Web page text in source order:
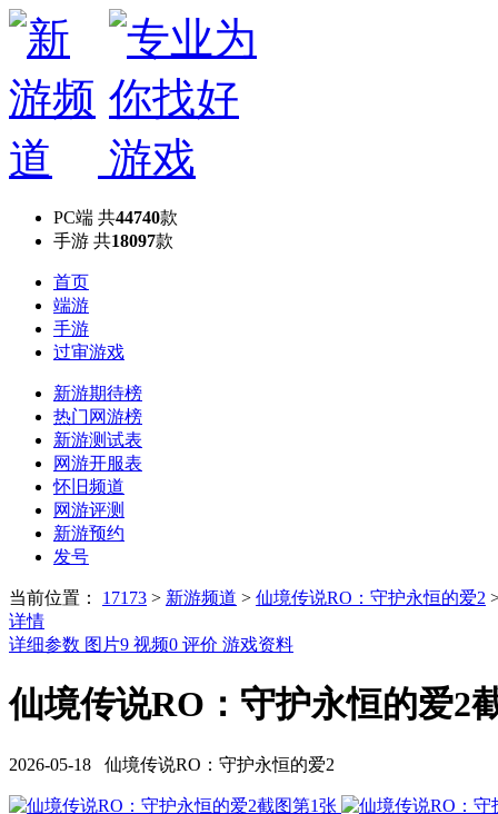
PC端 共44740款
手游 共18097款
首页
端游
手游
过审游戏
新游期待榜
热门网游榜
新游测试表
网游开服表
怀旧频道
网游评测
新游预约
发号
当前位置： 17173 > 新游频道 > 仙境传说RO：守护永恒的爱2
详情
详细参数 图片9 视频0 评价 游戏资料
仙境传说RO：守护永恒的爱2
2026-05-18 仙境传说RO：守护永恒的爱2